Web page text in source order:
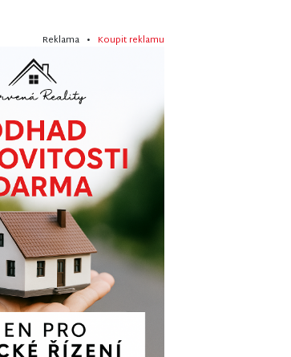
Reklama • Koupit reklamu